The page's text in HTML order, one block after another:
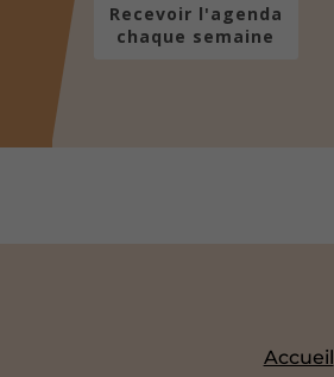
Recevoir l'agenda
chaque semaine
Accueil